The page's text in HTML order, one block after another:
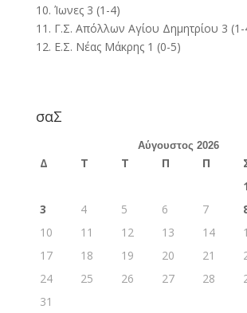
10. Ίωνες 3 (1-4)
11. Γ.Σ. Απόλλων Αγίου Δημητρίου 3 (1-
12. Ε.Σ. Νέας Μάκρης 1 (0-5)
σαΣ
Αύγουστος 2026
Δ Τ Τ Π Π
1
3
4 5 6 7
10
11 12 13 14
17
18 19 20 21
24
25 26 27 28
31